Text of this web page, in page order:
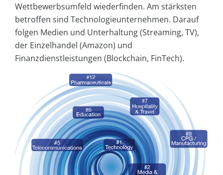
Wettbewerbsumfeld wiederfinden. Am stärksten
betroffen sind Technologieunternehmen. Darauf
folgen Medien und Unterhaltung (Streaming, TV),
der Einzelhandel (Amazon) und
Finanzdienstleistungen (Blockchain, FinTech).